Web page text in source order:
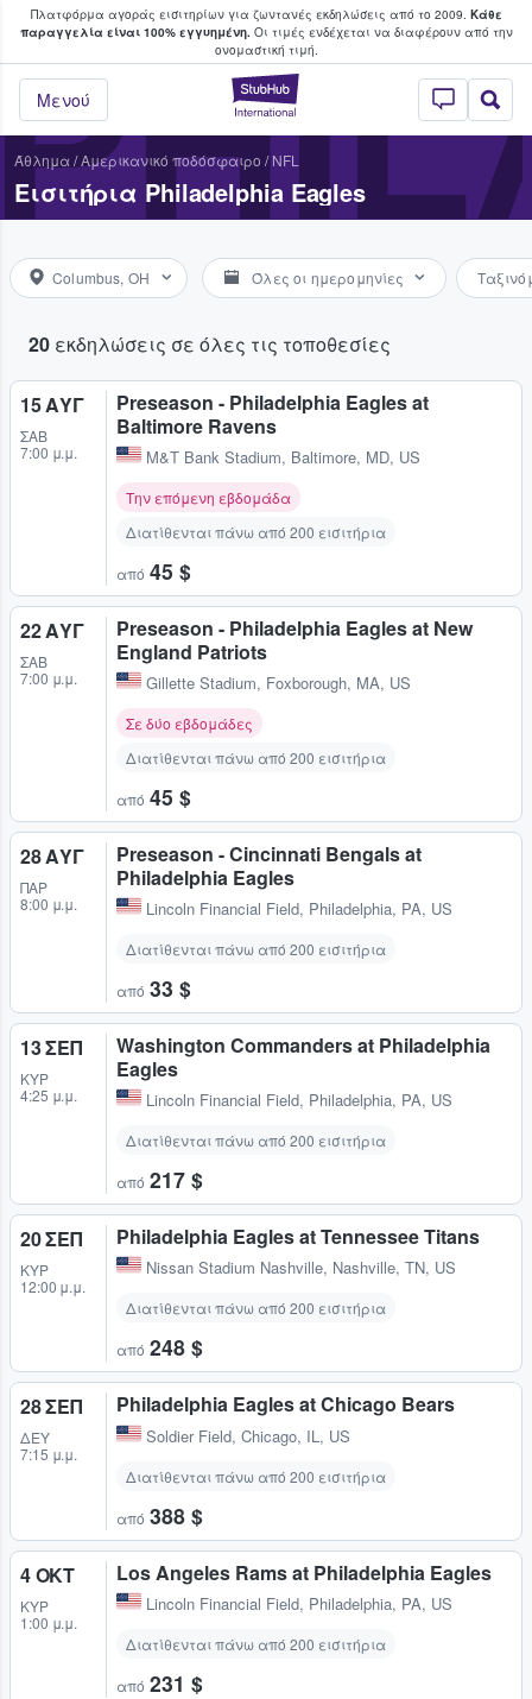
Πλατφόρμα αγοράς εισιτηρίων για ζωντανές εκδηλώσεις από το 2009. Κάθε
παραγγελία είναι 100% εγγυημένη.Οι τιμές ενδέχεται να διαφέρουν από την
oνομαστική τιμή.
StubHub - Όπου
Μενού
φαν αγοράζουν και πουλούν
Άθλημα/Αμερικανικό ποδόσφαιρο / NFL
Εισιτήρια Philadelphia Eagles
Columbus, OH Όλες οι ημερομηνίες
20 εκδηλώσεις σε όλες τις τοποθεσίες
15 ΑΥΓ
ΣΆΒ
7:00 μ.μ.
Preseason - Philadelphia Eagles at
Baltimore Ravens
M&T Bank Stadium, Baltimore, MD, US
Την επόμενη εβδομάδα
Διατίθενται πάνω από 200 εισιτήρια
από 45 $
22 ΑΥΓ
ΣΆΒ
7:00 μ.μ.
Preseason - Philadelphia Eagles at New
England Patriots
Gillette Stadium, Foxborough, MA, US
Σε δύο εβδομάδες
Διατίθενται πάνω από 200 εισιτήρια
από 45 $
28 ΑΥΓ
ΠΑΡ
8:00 μ.μ.
Preseason - Cincinnati Bengals at
Philadelphia Eagles
Lincoln Financial Field, Philadelphia, PA, US
Διατίθενται πάνω από 200 εισιτήρια
από 33 $
13 ΣΕΠ
ΚΥΡ
4:25 μ.μ.
Washington Commanders at Philadelphia
Eagles
Lincoln Financial Field, Philadelphia, PA, US
Διατίθενται πάνω από 200 εισιτήρια
από 217 $
20 ΣΕΠ
ΚΥΡ
12:00 μ.μ.
Philadelphia Eagles at Tennessee Titans
Nissan Stadium Nashville, Nashville, TN, US
Διατίθενται πάνω από 200 εισιτήρια
από 248 $
28 ΣΕΠ
ΔΕΥ
7:15 μ.μ.
Philadelphia Eagles at Chicago Bears
Soldier Field, Chicago, IL, US
Διατίθενται πάνω από 200 εισιτήρια
από 388 $
4 ΟΚΤ
ΚΥΡ
1:00 μ.μ.
Los Angeles Rams at Philadelphia Eagles
Lincoln Financial Field, Philadelphia, PA, US
Διατίθενται πάνω από 200 εισιτήρια
από 231 $